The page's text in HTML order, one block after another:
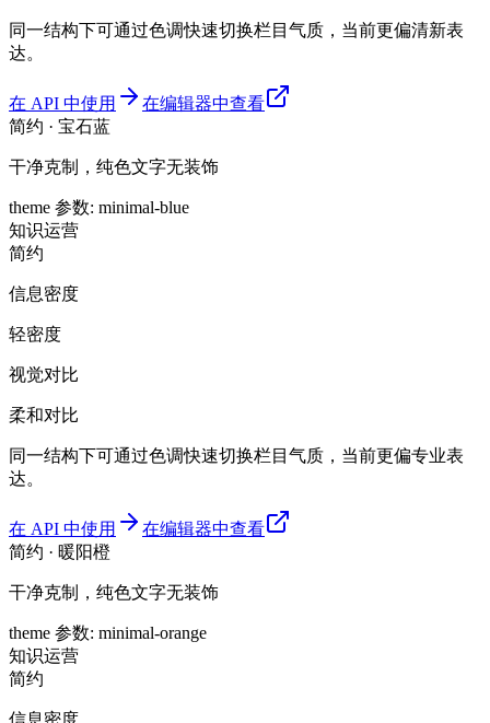
同一结构下可通过色调快速切换栏目气质，当前更偏清新表
达。
在 API 中使用
在编辑器中查看
简约 · 宝石蓝
干净克制，纯色文字无装饰
theme 参数: minimal-blue
知识运营
简约
信息密度
轻密度
视觉对比
柔和对比
同一结构下可通过色调快速切换栏目气质，当前更偏专业表
达。
在 API 中使用
在编辑器中查看
简约 · 暖阳橙
干净克制，纯色文字无装饰
theme 参数: minimal-orange
知识运营
简约
信息密度